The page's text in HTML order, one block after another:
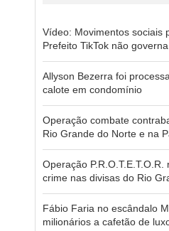
Vídeo: Movimentos sociais
Prefeito TikTok não
Allyson Bezerra foi
calote em condomínio
Operação combate
Rio Grande do Norte e na
Operação
crime nas divisas do Rio
Fábio Faria no escândalo
milionários a cafetão de